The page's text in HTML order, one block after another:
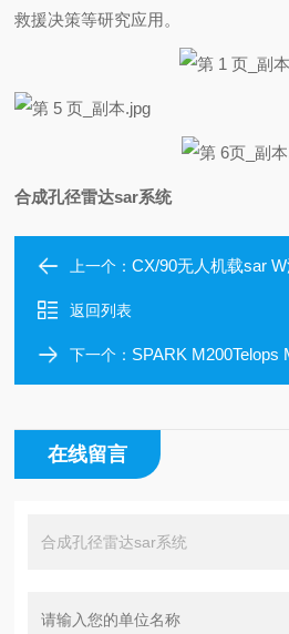
救援决策等研究应用。
合成孔径雷达sar系统
上一个：CX/90无人机载sar
返回列表
下一个： SPARK M200Telops
在线留言